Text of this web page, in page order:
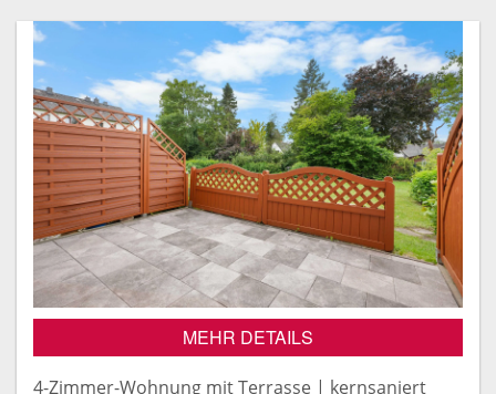
MEHR DETAILS
4-Zimmer-Wohnung mit Terrasse | kernsaniert